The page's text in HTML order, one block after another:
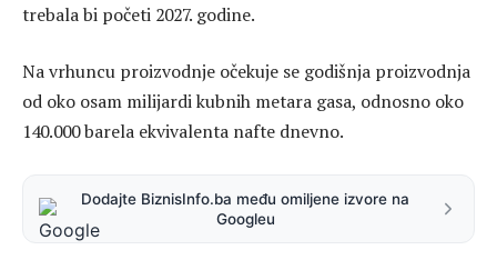
trebala bi početi 2027. godine.
Na vrhuncu proizvodnje očekuje se godišnja proizvodnja
od oko osam milijardi kubnih metara gasa, odnosno oko
140.000 barela ekvivalenta nafte dnevno.
Dodajte BiznisInfo.ba među omiljene izvore na
Googleu